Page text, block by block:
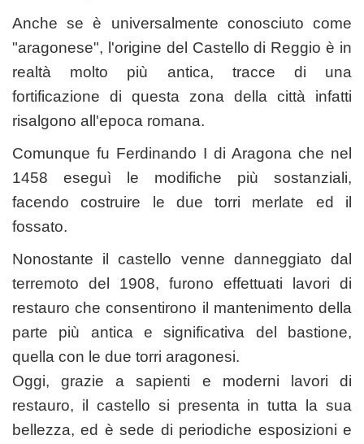
Anche se è universalmente conosciuto come
"aragonese", l'origine del Castello di Reggio è in
realtà molto più antica, tracce di una
fortificazione di questa zona della città infatti
risalgono all'epoca romana.
Comunque fu Ferdinando I di Aragona che nel
1458 eseguì le modifiche più sostanziali,
facendo costruire le due torri merlate ed il
fossato.
Nonostante il castello venne danneggiato dal
terremoto del 1908, furono effettuati lavori di
restauro che consentirono il mantenimento della
parte più antica e significativa del bastione,
quella con le due torri aragonesi.
Oggi, grazie a sapienti e moderni lavori di
restauro, il castello si presenta in tutta la sua
bellezza, ed è sede di periodiche esposizioni e